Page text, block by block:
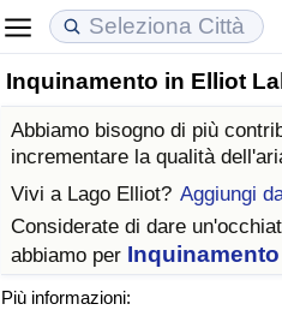
Inquinamento in Elliot
Abbiamo bisogno di più
incrementare la qualità
Vivi a Lago Elliot? Aggiungi
Considerate di dare
abbiamo per
Più informazioni:
Costo della vita
Indice Del Costo Della Vita
Indice Del Costo Della Vita
Indice del Costo della Vita
Prezzi degli immobili
Indice del Prezzo delle Case
Indice del Prezzo delle Case
Indice del Prezzo delle
Qualità della Vita
Indice della Qualità della
Indice della Qualità della
Indice della qualità della